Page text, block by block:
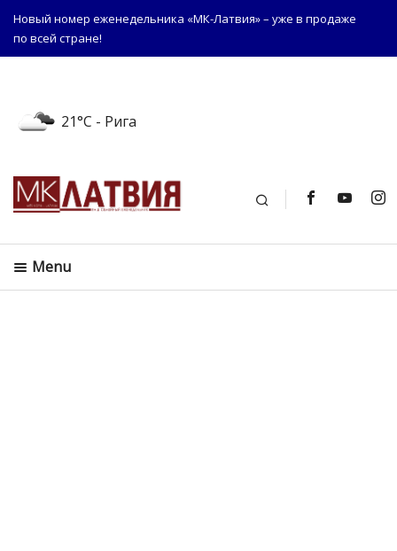
Новый номер еженедельника «МК-Латвия» – уже в продаже
по всей стране!
21°C - Рига
Поиск
Menu